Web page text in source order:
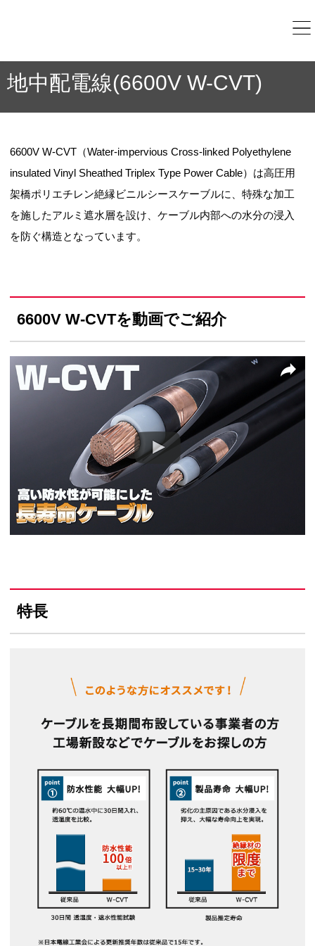
地中配電線(6600V W-CVT)
6600V W-CVT（Water-impervious Cross-linked Polyethylene
insulated Vinyl Sheathed Triplex Type Power Cable）は高圧用
架橋ポリエチレン絶縁ビニルシースケーブルに、特殊な加工
を施したアルミ遮水層を設け、ケーブル内部への水分の浸入
を防ぐ構造となっています。
6600V W-CVTを動画でご紹介
特長